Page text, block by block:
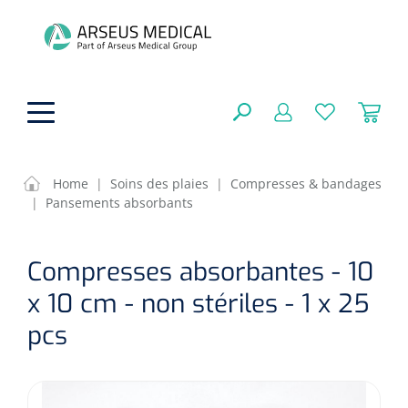
Soins de confort générale
Aromathérapie
Soins de beauté
Traitement
Respiration
OPTIONS
RÉSULTATS
Home | Soins des plaies |
Compresses & bandages
|
Pansements absorbants
Compresses absorbantes - 10
x 10 cm - non stériles - 1 x 25
pcs